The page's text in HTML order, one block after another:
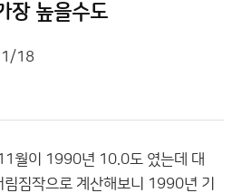
장 높을수도
18
월이 1990년 10.0도 였는데 대
짐작으로 계산해보니 1990년 기